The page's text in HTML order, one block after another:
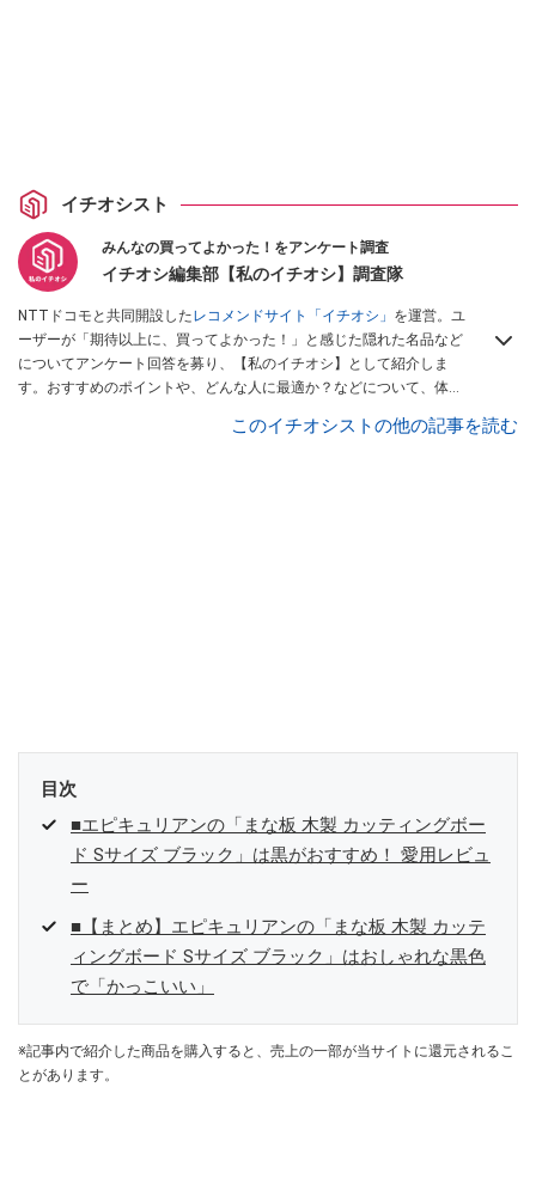
イチオシスト
みんなの買ってよかった！をアンケート調査
イチオシ編集部【私のイチオシ】調査隊
NTTドコモと共同開設したレコメンドサイト「イチオシ」 を運営。ユ
ーザーが「期待以上に、買ってよかった！」と感じた隠れた名品など
についてアンケート回答を募り、【私のイチオシ】として紹介しま
す。おすすめのポイントや、どんな人に最適か？などについて、体験
このイチオシストの他の記事を読む
目次
■エピキュリアンの「まな板 木製 カッティングボー
ド Sサイズ ブラック」は黒がおすすめ！ 愛用レビュ
ー
■【まとめ】エピキュリアンの「まな板 木製 カッテ
ィングボード Sサイズ ブラック」はおしゃれな黒色
で「かっこいい」
※記事内で紹介した商品を購入すると、売上の一部が当サイトに還元されるこ
とがあります。